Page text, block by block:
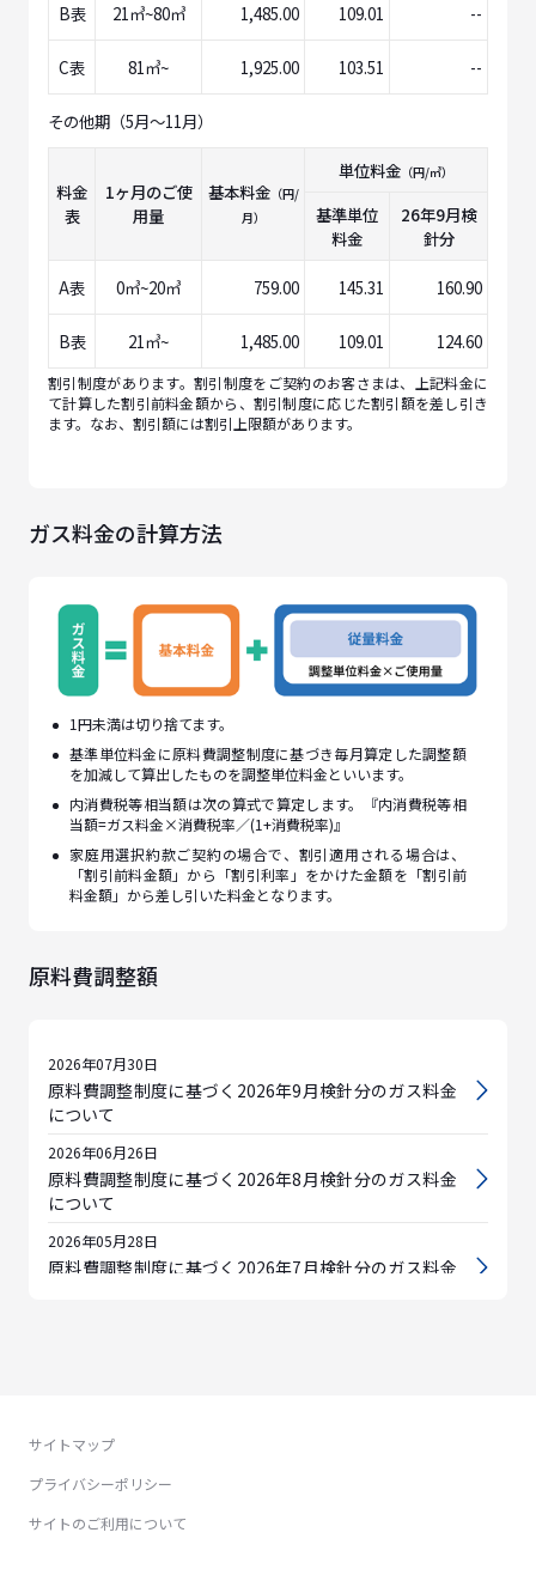
B表 21㎥~80㎥ 1,485.00 109.01 --
C表 81㎥~ 1,925.00 103.51 --
その他期（5月～11月）
料金
表
1ヶ月のご使
用量
基本料金（円/
月）
単位料金 （円/㎥）
基準単位
料金
26年9月検
針分
A表 0㎥~20㎥ 759.00 145.31 160.90
B表 21㎥~ 1,485.00 109.01 124.60
割引制度があります。割引制度をご契約のお客さまは、上記料金に
て計算した割引前料金額から、割引制度に応じた割引額を差し引き
ます。なお、割引額には割引上限額があります。
ガス料金の計算方法
1円未満は切り捨てます。
基準単位料金に原料費調整制度に基づき毎月算定した調整額
を加減して算出したものを調整単位料金といいます。
内消費税等相当額は次の算式で算定します。『内消費税等相
当額=ガス料金×消費税率／(1+消費税率)』
家庭用選択約款ご契約の場合で、割引適用される場合は、
「割引前料金額」から「割引利率」をかけた金額を「割引前
料金額」から差し引いた料金となります。
原料費調整額
2026年07月30日
原料費調整制度に基づく2026年9月検針分のガス料金
について
2026年06月26日
原料費調整制度に基づく2026年8月検針分のガス料金
について
2026年05月28日
原料費調整制度に基づく2026年7月検針分のガス料金
原料費調整制度に基づく2026年5月検針分のガス料金
原料費調整制度に基づく2026年4月検針分のガス料金
サイトマップ
プライバシーポリシー
サイトのご利用について